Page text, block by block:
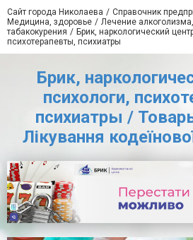
Сайт города Николаева
Справочник
Медицина, здоровье
Лечение
табакокурения
Брик, наркологический
психотерапевты, психиатры
Брик,
психологи,
психиатры /
Лікування